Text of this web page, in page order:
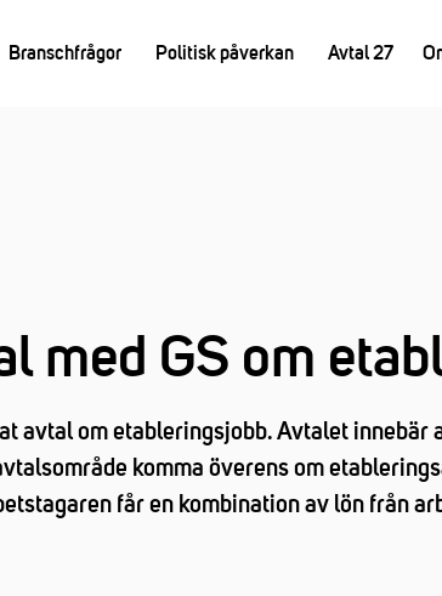
Branschfrågor Politisk påverkan Avtal 27
med GS om
avtal om etableringsjobb. Avtalet innebär
komma överens om
får en kombination av lön från